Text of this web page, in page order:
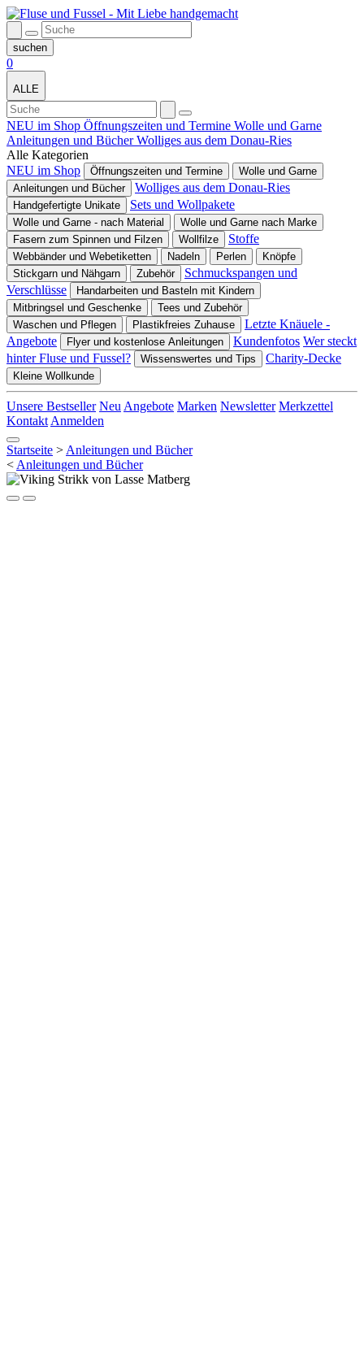
0
ALLE
NEU im Shop Öffnungszeiten und Termine Wolle und Garne
Anleitungen und BücherWolliges aus dem Donau-Ries
Alle Kategorien
NEU im Shop
Öffnungszeiten und Termine
Wolle und Garne
Anleitungen und Bücher
Wolliges aus dem Donau-Ries
Handgefertigte Unikate Sets und Wollpakete
Wolle und Garne - nach Material
Wolle und Garne nach Marke
Fasern zum Spinnen und Filzen
Wollfilze Stoffe
Webbänder und Webetiketten Nadeln Perlen
Knöpfe
Stickgarn und Nähgarn
Zubehör
Schmuckspangen und
Verschlüsse
Handarbeiten und Basteln mit Kindern
Mitbringsel und Geschenke
Tees und Zubehör
Waschen und Pflegen
Plastikfreies Zuhause
Letzte Knäuele -
Angebote
Flyer und kostenlose Anleitungen Kundenfotos Wer steckt
hinter Fluse und Fussel?
Wissenswertes und Tips Charity-Decke
Kleine Wollkunde
Unsere Bestseller Neu Angebote Marken Newsletter Merkzettel
Kontakt Anmelden
Startseite > Anleitungen und Bücher
< Anleitungen und Bücher